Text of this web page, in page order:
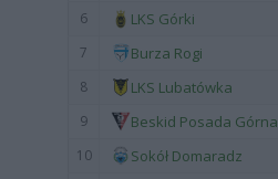
6 LKS Górki
7 Burza Rogi
8 LKS Lubatówka
9 Beskid Posada Górna
10 Sokół Domaradz